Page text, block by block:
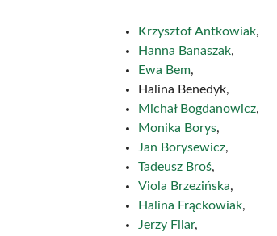
Krzysztof Antkowiak,
Hanna Banaszak,
Ewa Bem,
Halina Benedyk,
Michał Bogdanowicz,
Monika Borys,
Jan Borysewicz,
Tadeusz Broś,
Viola Brzezińska,
Halina Frąckowiak,
Jerzy Filar,